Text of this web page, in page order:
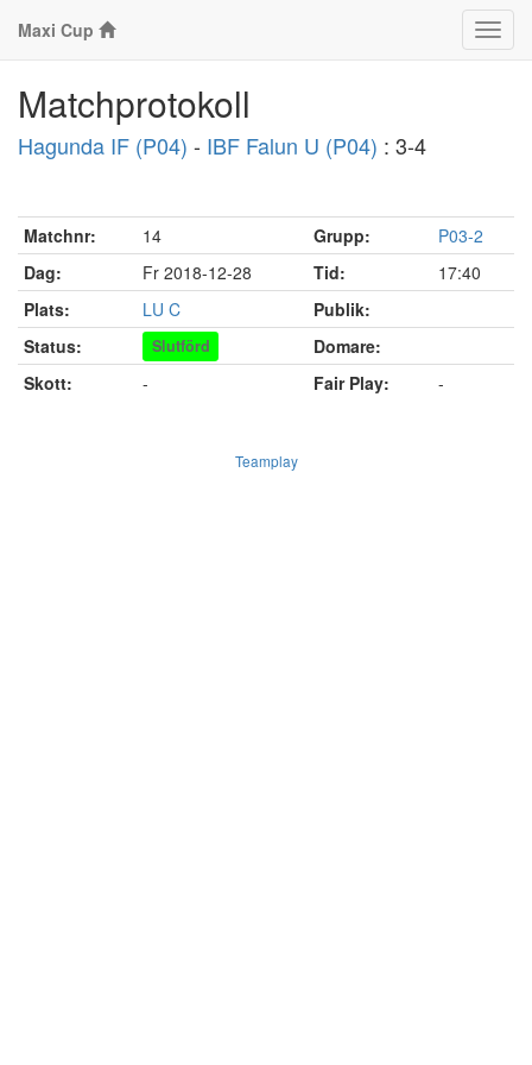
Maxi Cup
Matchprotokoll
Hagunda IF (P04) - IBF Falun U (P04) : 3-4
Matchnr: 14 Grupp:
P03-2
Dag:
Fr 2018-12-28 Tid:
17:40
Plats:
LU C
Publik:
Status:
Slutförd
Domare:
Skott:
- Fair Play: -
Teamplay